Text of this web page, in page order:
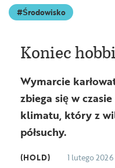
Środowisko
Koniec
Wymarcie
zbiega się w
klimatu, który z
półsuchy.
(HOLD) 1 lutego 2026